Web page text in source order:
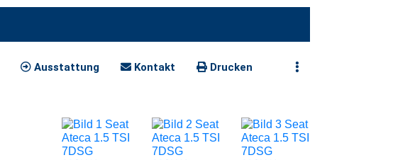
Ausstattung Kontakt Drucken